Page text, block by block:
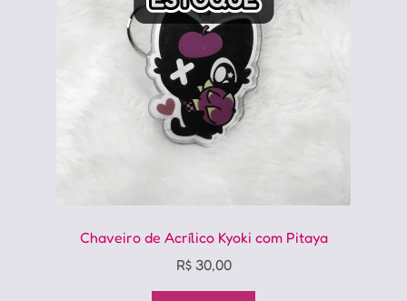
Chaveiro de Acrílico Kyoki com Pitaya
R$30,00